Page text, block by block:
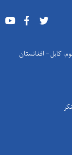
Youtube Facebook
کابل – افغانستان